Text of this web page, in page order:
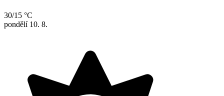
30/15 °C
pondělí 10. 8.